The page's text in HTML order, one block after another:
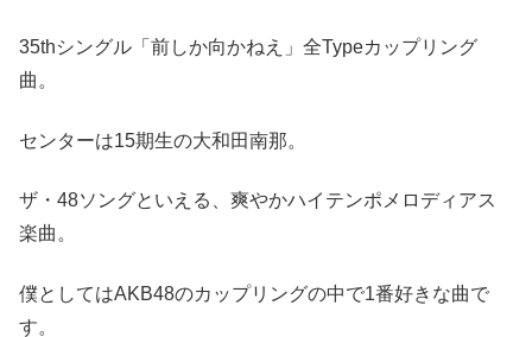
35thシングル「前しか向かねえ」全Typeカップリング
曲。
センターは15期生の大和田南那。
ザ・48ソングといえる、爽やかハイテンポメロディアス
楽曲。
僕としてはAKB48のカップリングの中で1番好きな曲で
す。